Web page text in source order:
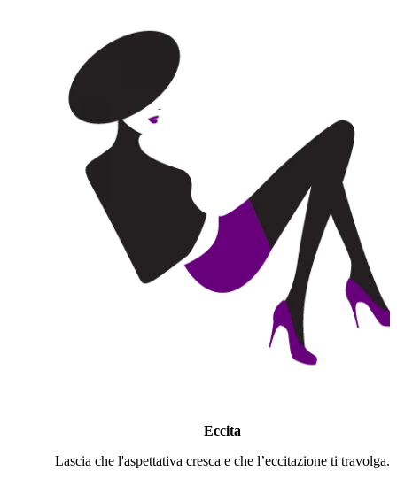
Eccita
Lascia che l'aspettativa cresca e che l’eccitazione ti travolga.